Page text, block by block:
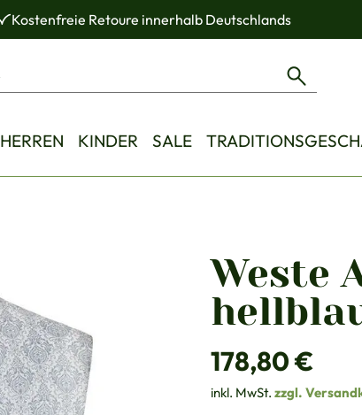
Kostenfreie Retoure innerhalb Deutschlands
HERREN KINDER SALE
Weste
Regulärer Preis:
178,80 €
inkl. MwSt. zzgl.